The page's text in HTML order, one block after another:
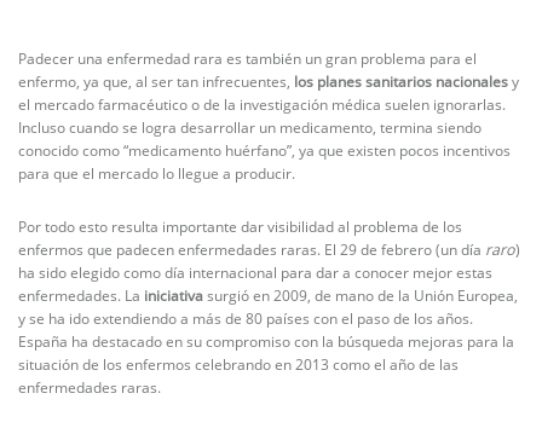
Padecer una enfermedad rara es también un gran problema para el
enfermo, ya que, al ser tan infrecuentes, los planes sanitarios nacionalesy
el mercado farmacéutico o de la investigación médica suelen ignorarlas.
Incluso cuando se logra desarrollar un medicamento, termina siendo
conocido como “medicamento huérfano”, ya que existen pocos incentivos
para que el mercado lo llegue a producir.
Por todo esto resulta importante dar visibilidad al problema de los
enfermos que padecen enfermedades raras. El 29 de febrero (un día raro)
ha sido elegido como día internacional para dar a conocer mejor estas
enfermedades. La iniciativasurgió en 2009, de mano de la Unión Europea,
y se ha ido extendiendo a más de 80 países con el paso de los años.
España ha destacado en su compromiso con la búsqueda mejoras para la
situación de los enfermos celebrando en 2013 como el año de las
enfermedades raras.